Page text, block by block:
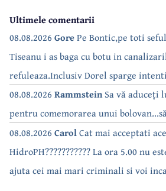
Ultimele comentarii
08.08.2026 GorePe Bontic,pe toti
Tiseanu i as baga cu botu in
refuleaza.Inclusiv Dorel sparge
bea apa de la robinet.Asta as intreba
08.08.2026 RammsteinSa vă aduceți
pentru comemorarea unui
08.08.2026 CarolCat mai acceptati
HidroPH??????????? La ora 5.00 nu
ajuta cei mai mari criminali si voi